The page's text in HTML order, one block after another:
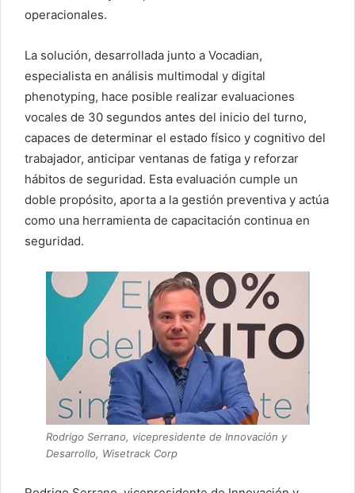
operacionales.
La solución, desarrollada junto a Vocadian,
especialista en análisis multimodal y digital
phenotyping, hace posible realizar evaluaciones
vocales de 30 segundos antes del inicio del turno,
capaces de determinar el estado físico y cognitivo del
trabajador, anticipar ventanas de fatiga y reforzar
hábitos de seguridad. Esta evaluación cumple un
doble propósito, aporta a la gestión preventiva y actúa
como una herramienta de capacitación continua en
seguridad.
Rodrigo Serrano, vicepresidente de Innovación y
Desarrollo, Wisetrack Corp